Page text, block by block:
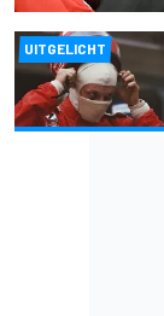
UITGELICHT